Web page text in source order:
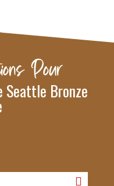
Pour
Seattle Bronze